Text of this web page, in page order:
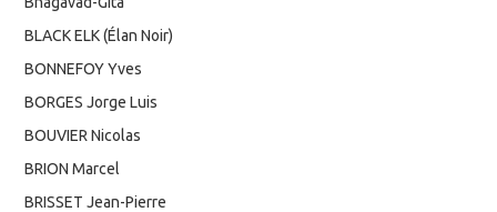
BLACK ELK (Élan Noir)
BONNEFOY Yves
BORGES Jorge Luis
BOUVIER Nicolas
BRION Marcel
BRISSET Jean-Pierre